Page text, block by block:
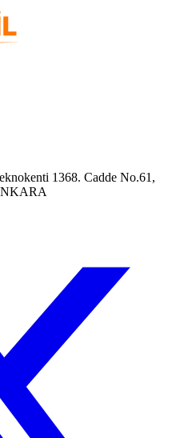
1368. Cadde No.61,